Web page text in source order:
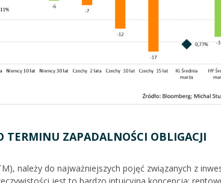
ZAPADALNOŚCI OBLIGACJI
należy do najważniejszych pojęć związanych z